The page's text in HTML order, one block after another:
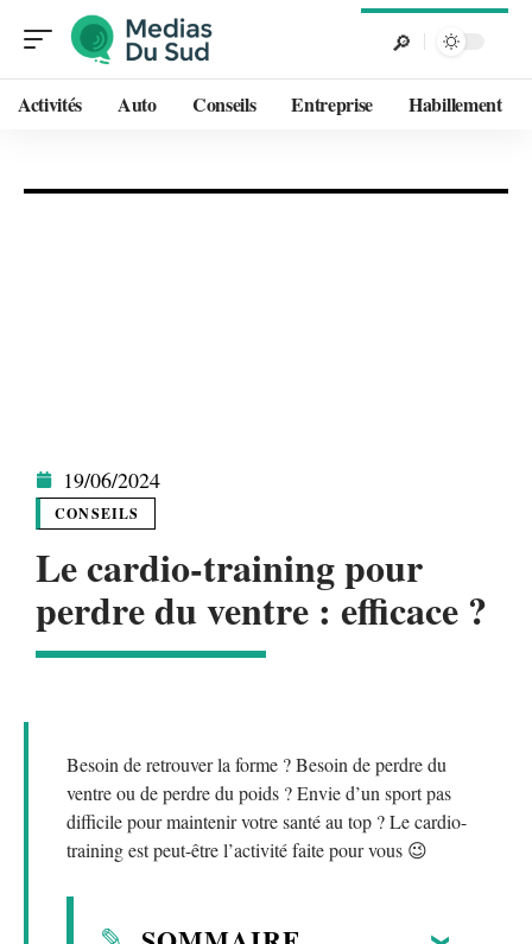
Activités Auto Conseils Entreprise Habillement
19/06/2024
CONSEILS
Le cardio-training pour
perdre du ventre : efficace ?
Besoin de retrouver la forme ? Besoin de perdre du
ventre ou de perdre du poids ? Envie d’un sport pas
difficile pour maintenir votre santé au top ? Le cardio-
training est peut-être l’activité faite pour vous 😉